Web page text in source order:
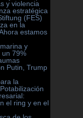
y violencia
estratégica
(FES)
en la
estamos
y
un 79%
Putin, Trump
la
el ring y en el